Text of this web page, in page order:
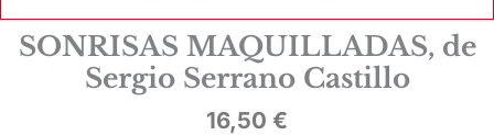
SONRISAS MAQUILLADAS, de
Sergio Serrano Castillo
16,50 €